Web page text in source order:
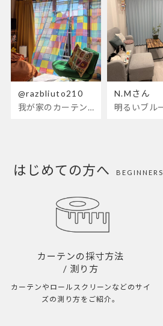
@razbliuto210
我が家のカーテンが新しくなりました🌼早起きが超絶苦手な私が、思わず朝カーテンを開けて光合成するようになったステンドグラスカーテン…！
N.Mさん
はじめての方へ BEGINNERS
カーテンの採寸方法
/ 測り方
カーテンやロールスクリーンなどのサイ
ズの測り方をご紹介。